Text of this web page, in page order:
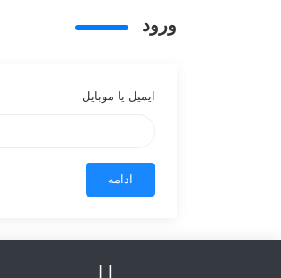
ورود
ایمیل یا موبایل
ادامه